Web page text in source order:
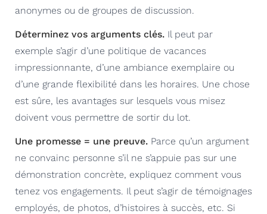
anonymes ou de groupes de discussion.
Déterminez vos arguments clés. Il peut par
exemple s’agir d’une politique de vacances
impressionnante, d’une ambiance exemplaire ou
d’une grande flexibilité dans les horaires. Une chose
est sûre, les avantages sur lesquels vous misez
doivent vous permettre de sortir du lot.
Une promesse = une preuve. Parce qu’un argument
ne convainc personne s’il ne s’appuie pas sur une
démonstration concrète, expliquez comment vous
tenez vos engagements. Il peut s’agir de témoignages
employés, de photos, d’histoires à succès, etc. Si